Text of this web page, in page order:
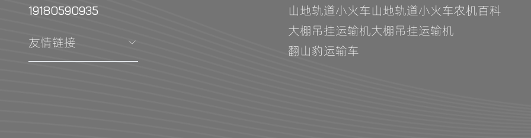
19180590935
友情链接
山地轨道小火车
大棚吊挂运输机
翻山豹运输车
山地轨道小火车
大棚吊挂运输机
农机百科